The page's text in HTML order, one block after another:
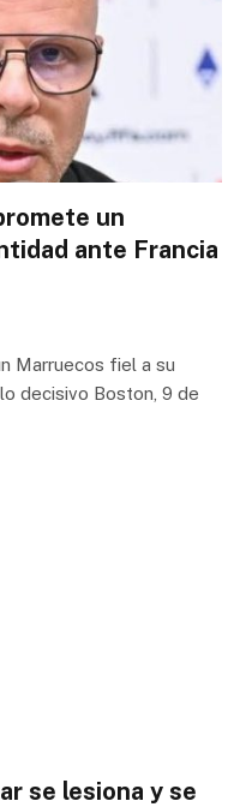
un
ante Francia
Marruecos fiel a su
decisivo Boston, 9 de
se lesiona y se